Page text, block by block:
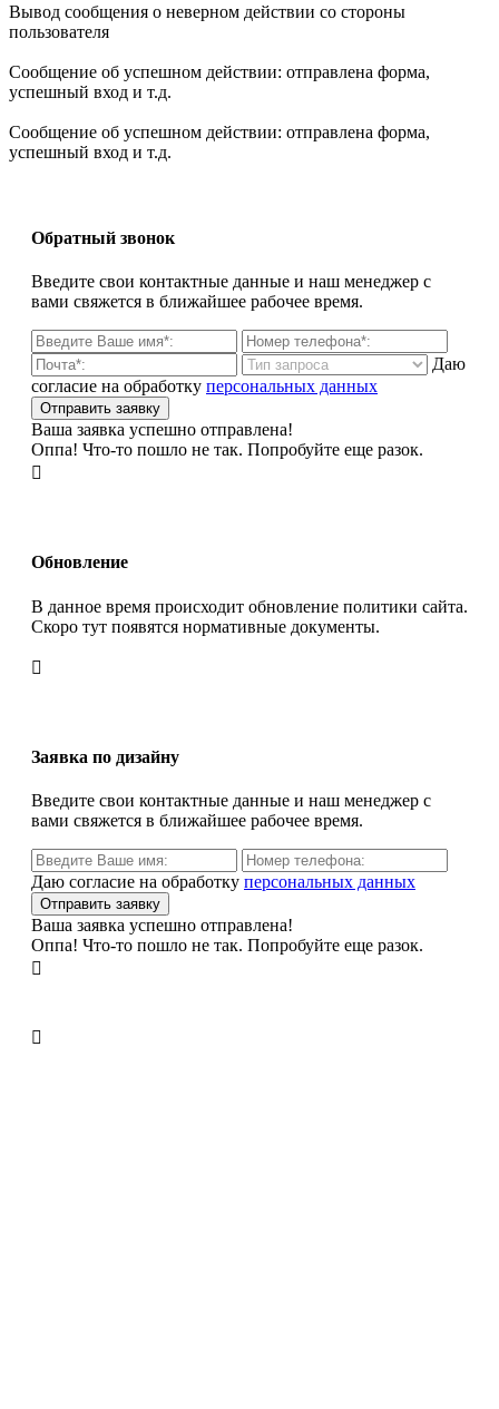
Вывод сообщения о неверном действии со стороны
пользователя
Сообщение об успешном действии: отправлена форма,
успешный вход и т.д.
Сообщение об успешном действии: отправлена форма,
успешный вход и т.д.
Обратный звонок
Введите свои контактные данные и наш менеджер с
вами свяжется в ближайшее рабочее время.
Даю
согласие на обработку персональных данных
Ваша заявка успешно отправлена!
Оппа! Что-то пошло не так. Попробуйте еще разок.

Обновление
В данное время происходит обновление политики сайта.
Скоро тут появятся нормативные документы.

Заявка по дизайну
Введите свои контактные данные и наш менеджер с
вами свяжется в ближайшее рабочее время.
Даю согласие на обработку персональных данных
Ваша заявка успешно отправлена!
Оппа! Что-то пошло не так. Попробуйте еще разок.

